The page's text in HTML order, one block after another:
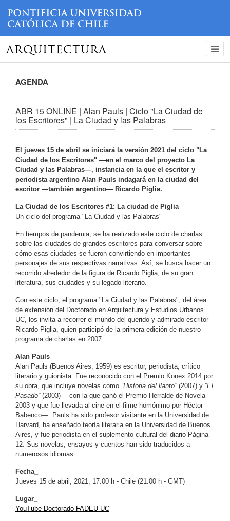
ARQUITECTURA
AGENDA
ABR 15 ONLINE | Alan Pauls | Ciclo "La Ciudad de
los Escritores" | La Ciudad y las Palabras
El jueves 15 de abril se iniciará la versión 2021 del ciclo "La
Ciudad de los Escritores" —en el marco del proyecto La
Ciudad y las Palabras—, instancia en la que el escritor y
periodista argentino Alan Pauls indagará en la ciudad del
escritor —también argentino— Ricardo Piglia.
La Ciudad de los Escritores #1: La ciudad de Piglia
Un ciclo del programa "La Ciudad y las Palabras"
En tiempos de pandemia, se ha realizado este ciclo de charlas
sobre las ciudades de grandes escritores para conversar sobre
cómo esas ciudades se fueron convirtiendo en importantes
personajes de sus respectivas narrativas. Así, se busca hacer un
recorrido alrededor de la figura de Ricardo Piglia, de su gran
literatura, sus ciudades y su legado literario.
Con este ciclo, el programa "La Ciudad y las Palabras", del área
de extensión del Doctorado en Arquitectura y Estudios Urbanos
UC, los invita a recorrer el mundo del querido y admirado escritor
Ricardo Piglia, quien participó de la primera edición de nuestro
programa de charlas en 2007.
Alan Pauls
Alan Pauls (Buenos Aires, 1959) es escritor, periodista, crítico
literario y guionista. Fue reconocido con el Premio Konex 2014 por
su obra, que incluye novelas como “Historia del llanto”(2007) y “El
Pasado”(2003) —con la que ganó el Premio Herralde de Novela
2003 y que fue llevada al cine en el filme homónimo por Héctor
Babenco—. Pauls ha sido profesor visitante en la Universidad de
Harvard, ha enseñado teoría literaria en la Universidad de Buenos
Aires, y fue periodista en el suplemento cultural del diario Página
12. Sus novelas, ensayos y cuentos han sido traducidos a
numerosos idiomas.
Fecha_
Jueves 15 de abril, 2021, 17.00 h - Chile (21.00 h - GMT)
Lugar_
YouTube Doctorado FADEU UC